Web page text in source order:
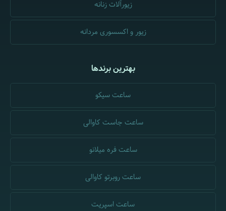
زیورآلات زنانه
زیور و اکسسوری مردانه
بهترین برندها
ساعت سیکو
ساعت جاست کاوالی
ساعت فره میلانو
ساعت روبرتو کاوالی
ساعت اسپریت